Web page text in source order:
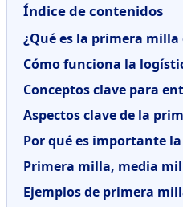
Índice de contenidos
¿Qué es la primera
Cómo funciona la
Conceptos clave para
Aspectos clave de la
Por qué es importante
Primera milla, media
Ejemplos de primera